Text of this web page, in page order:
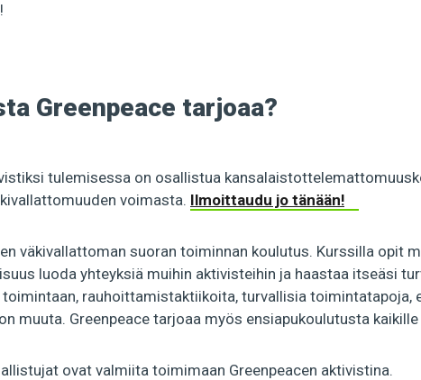
!
Greenpeace tarjoaa?
tulemisessa on osallistua
voimasta. Ilmoittaudu jo tänään!
väkivallattoman suoran toiminnan koulutus. Kurssilla opit
luoda yhteyksiä muihin aktivisteihin ja haastaa itseäsi
rauhoittamistaktiikoita, turvallisia toimintatapoja,
muuta. Greenpeace tarjoaa myös ensiapukoulutusta
ovat valmiita toimimaan Greenpeacen aktivistina.